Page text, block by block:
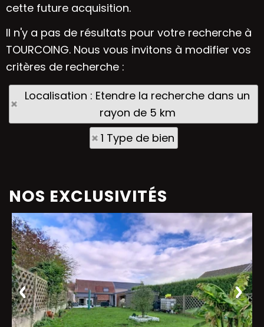
cette future acquisition.
Il n'y a pas de résultats pour votre recherche à
TOURCOING. Nous vous invitons à modifier vos
critères de recherche :
Localisation : Etendre la recherche dans un
rayon de 5 km
1 Type de bien
NOS EXCLUSIVITÉS